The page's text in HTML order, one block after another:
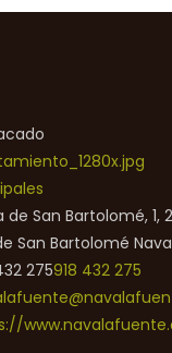
de San Bartolomé,
San Bartolomé
275918 432 275